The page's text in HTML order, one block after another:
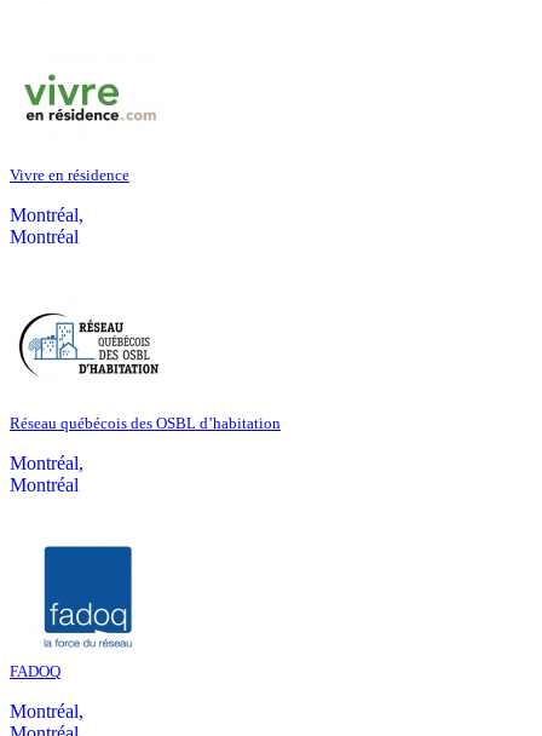
Vivre en résidence
Montréal,
Montréal
Réseau québécois des OSBL d’habitation
Montréal,
Montréal
FADOQ
Montréal,